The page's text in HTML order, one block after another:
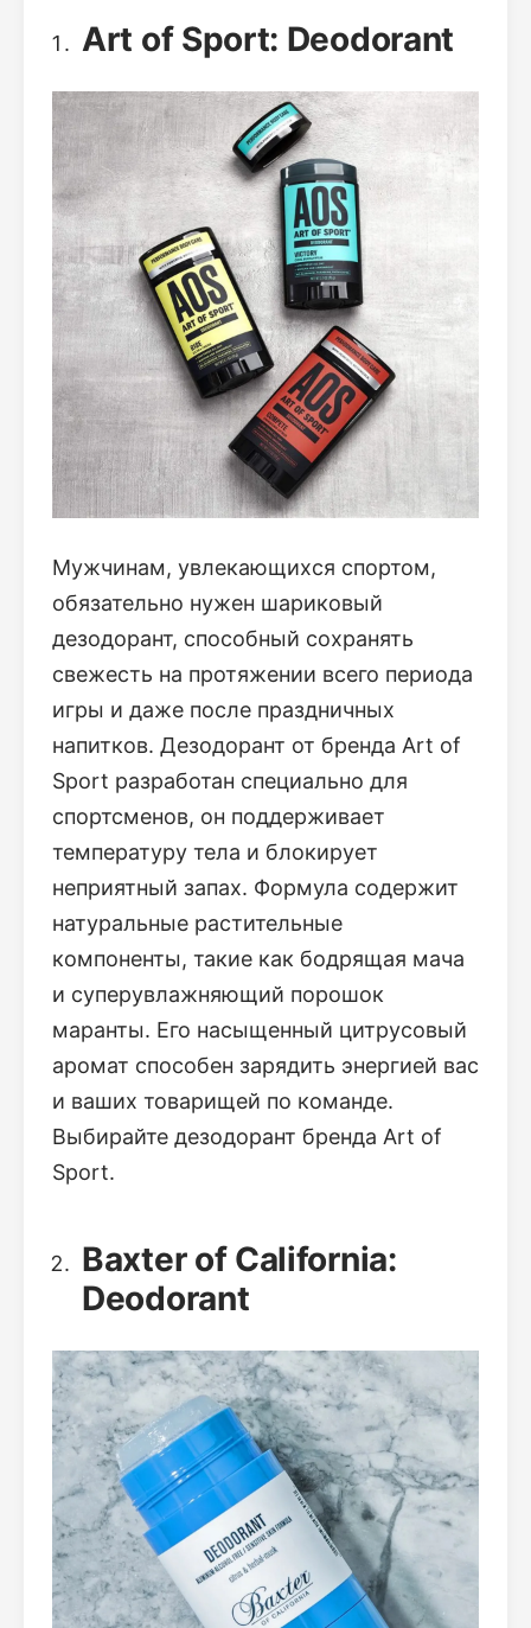
Art of Sport: Deodorant
Мужчинам, увлекающихся спортом,
обязательно нужен шариковый
дезодорант, способный сохранять
свежесть на протяжении всего периода
игры и даже после праздничных
напитков. Дезодорант от бренда Art of
Sport разработан специально для
спортсменов, он поддерживает
температуру тела и блокирует
неприятный запах. Формула содержит
натуральные растительные
компоненты, такие как бодрящая мача
и суперувлажняющий порошок
маранты. Его насыщенный цитрусовый
аромат способен зарядить энергией вас
и ваших товарищей по команде.
Выбирайте дезодорант бренда Art of
Sport.
Baxter of California:
Deodorant